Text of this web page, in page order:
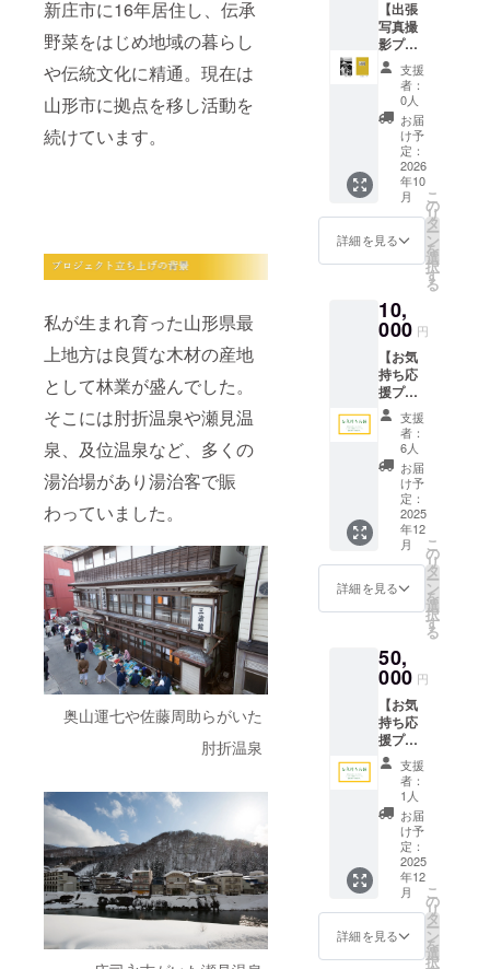
新庄市に16年居住し、伝承
野菜をはじめ地域の暮らし
や伝統文化に精通。現在は
山形市に拠点を移し活動を
続けています。
私が生まれ育った山形県最
上地方は良質な木材の産地
として林業が盛んでした。
そこには肘折温泉や瀬見温
泉、及位温泉など、多くの
湯治場があり湯治客で賑
わっていました。
奥山運七や佐藤周助らがいた
肘折温泉
ド（２
枚セッ
ト）サ
イン付
くださ
い。
※掲載方
法：文
字の
み、ロ
ゴ／バ
ナーの
掲載は
不可。
◎ポス
トカー
ド（２
枚セッ
ト）サ
イン付
す。 ◎
お礼の
メッ
セージ
◎お名
前掲載
（希望
者）
この
度、発
行する
『木地
玩具』
写真集
内に、
支援者
名前を
掲載し
ます。
掲載
をご希
望され
る方
は、備
考欄に
「お名
前」を
ご記入
くださ
い。
※掲載方
法：文
字の
掲載は
不可。
◎ポス
トカー
ド（２
枚セッ
ト）サ
イン付
影（50
カッ
ト）
・交
通費、
宿泊費
は別途
となり
す。
・日
程等の
詳細に
ついて
は、
2025年
降に別
途ご連
絡いた
しま
す。 ◎
お礼の
メッ
セージ
◎お名
前掲載
（希望
者）
この
度、発
行する
『木地
玩具』
様のお
名前を
掲載し
ます。
掲載
をご希
望され
る方
は、備
考欄に
「お名
前」を
ご記入
くださ
い。
※掲載方
法：文
【出張
写真撮
影プラ
ン
No.3（1
00カッ
ト）】
◎『木
地玩
具』写
真集 1
冊 ＊
完成次
第、お
送りし
ます
年12月
予定）
◎出張
写真撮
影（100
カッ
ト）
・交
通費、
宿泊費
は別途
となり
す。
・日
程等の
詳細に
10月以
降に別
途ご連
絡いた
しま
す。 ◎
お礼の
メッ
セージ
◎お名
前掲載
（希望
者）
この
度、発
行する
『木地
支援
者：
0人
お届
け予
定：
2026
年10
月
詳細を見る
こ
の
リ
タ
ー
ン
を
選
択
す
る
10,
000 円
【お気
持ち応
援プラ
ン
（10,00
0円）】
《返礼
品が不
要な方
向け》
返礼品
のお返
しがな
い分、
いただ
いたご
製作費
に充て
させて
頂きま
す。 ◎
お礼の
メール
◎お名
前掲載
（希望
者）
・写
真集内
に支援
者様の
お名前
を掲載
支援
者：
6人
お届
け予
定：
2025
年12
月
詳細を見る
こ
の
リ
タ
ー
ン
を
選
択
す
る
50,
000 円
【お気
持ち応
援プラ
ン
（50,00
0円）】
《返礼
品が不
要な方
向け》
返礼品
のお返
しがな
い分、
いただ
支援
者：
1人
お届
け予
定：
2025
年12
月
詳細を見る
こ
の
リ
タ
ー
ン
を
選
択